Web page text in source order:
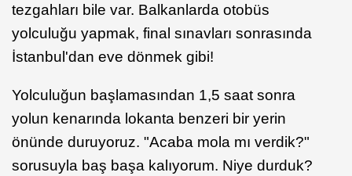
tezgahları bile var. Balkanlarda otobüs
yolculuğu yapmak, final sınavları sonrasında
İstanbul'dan eve dönmek gibi!
Yolculuğun başlamasından 1,5 saat sonra
yolun kenarında lokanta benzeri bir yerin
önünde duruyoruz. "Acaba mola mı verdik?"
sorusuyla baş başa kalıyorum. Niye durduk?